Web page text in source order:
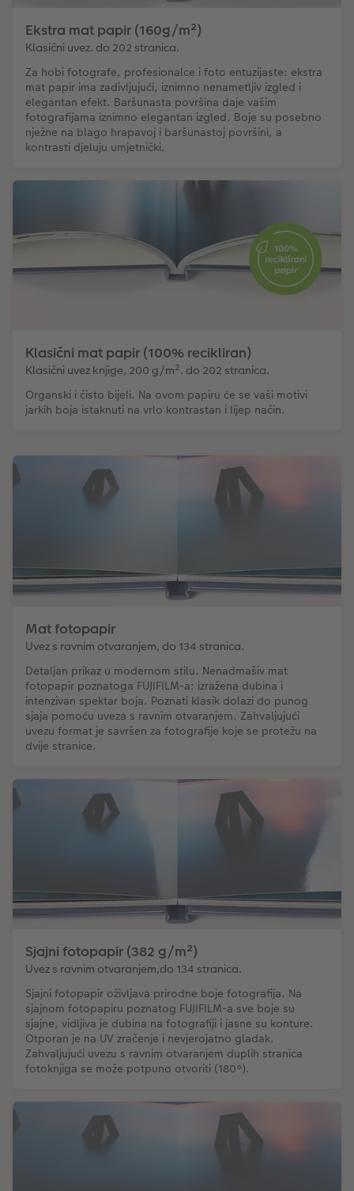
Ekstra mat papir (160g/m²)
Klasični uvez. do 202 stranica.
Za hobi fotografe, profesionalce i foto entuzijaste: ekstra
mat papir ima zadivljujući, iznimno nenametljiv izgled i
elegantan efekt. Baršunasta površina daje vašim
fotografijama iznimno elegantan izgled. Boje su posebno
nježne na blago hrapavoj i baršunastoj površini, a
kontrasti djeluju umjetnički.
Klasični mat papir (100% recikliran)
Klasični uvez knjige, 200 g/m². do 202 stranica.
Organski i čisto bijeli. Na ovom papiru će se vaši motivi
jarkih boja istaknuti na vrlo kontrastan i lijep način.
Mat fotopapir
Uvez s ravnim otvaranjem, do 134 stranica.
Detaljan prikaz u modernom stilu. Nenadmašiv mat
fotopapir poznatoga FUJIFILM-a: izražena dubina i
intenzivan spektar boja. Poznati klasik dolazi do punog
sjaja pomoću uveza s ravnim otvaranjem. Zahvaljujući
uvezu format je savršen za fotografije koje se protežu na
dvije stranice.
Sjajni fotopapir (382 g/m²)
Uvez s ravnim otvaranjem,do 134 stranica.
Sjajni fotopapir oživljava prirodne boje fotografija. Na
sjajnom fotopapiru poznatog FUJIFILM-a sve boje su
sjajne, vidljiva je dubina na fotografiji i jasne su konture.
Otporan je na UV zračenje i nevjerojatno gladak.
Zahvaljujući uvezu s ravnim otvaranjem duplih stranica
fotoknjiga se može potpuno otvoriti (180°).